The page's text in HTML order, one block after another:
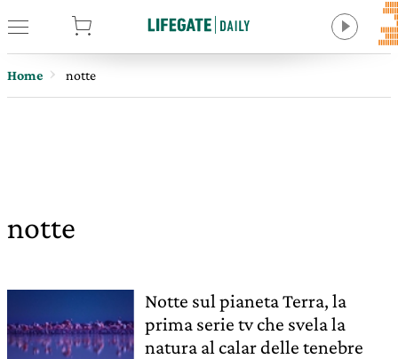
Home notte
notte
Notte sul pianeta Terra, la
prima serie tv che svela la
natura al calar delle tenebre